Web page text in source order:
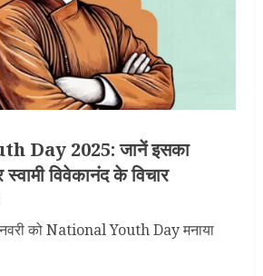
Day 2025: जानें इसका
विवेकानंद के विचार
को National Youth Day मनाया